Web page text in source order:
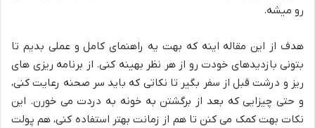
رو میشه.
هدف از این مقاله اینه که بهت یه راهنمای کامل و عملی بدیم تا
بتونی بازدیدهای خودت رو از هر نظر بهینه کنی. از برنامه ریزی های
ریز و درشت قبل از سفر بگیر تا نکاتی که باید سر صحنه رعایت کنی،
و حتی چیزایی که بعد از برگشتن به خونه به دردت می خورن. این
نکات بهت کمک می کنن تا هم از زمانت بهتر استفاده کنی، هم پولت